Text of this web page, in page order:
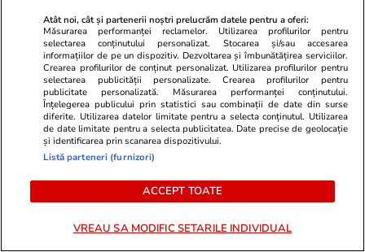
Imagini de la nunta nepoatei lui
Gigi Becali. Patronul FCSB a
lipsit, dar și-a trimis fiica în loc
PARTENERI
Atât noi, cât și partenerii noștri prelucrăm datele pentru a oferi:
Măsurarea performanței reclamelor. Utilizarea profilurilor pentru
selectarea conținutului personalizat. Stocarea și/sau accesarea
informațiilor de pe un dispozitiv. Dezvoltarea și îmbunătățirea serviciilor.
Crearea profilurilor de conținut personalizat. Utilizarea profilurilor pentru
selectarea publicității personalizate. Crearea profilurilor pentru
publicitate personalizată. Măsurarea performanței conținutului.
Înțelegerea publicului prin statistici sau combinații de date din surse
diferite. Utilizarea datelor limitate pentru a selecta conținutul. Utilizarea
de date limitate pentru a selecta publicitatea. Date precise de geolocație
și identificarea prin scanarea dispozitivului.
Listă parteneri (furnizori)
ACCEPT TOATE
VREAU SA MODIFIC SETARILE INDIVIDUAL